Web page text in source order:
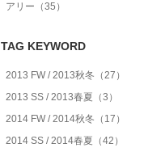
アリー（35）
TAG KEYWORD
2013 FW / 2013秋冬（27）
2013 SS / 2013春夏（3）
2014 FW / 2014秋冬（17）
2014 SS / 2014春夏（42）